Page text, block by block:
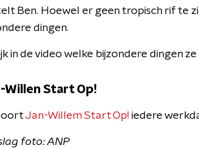
Ben. Hoewel er geen tropisch rif te
dingen.
in de video welke bijzondere dingen
Willen Start Op!
Jan-Willem Start Op! iedere
foto: ANP